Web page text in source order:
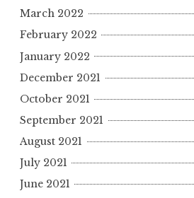
March 2022
February 2022
January 2022
December 2021
October 2021
September 2021
August 2021
July 2021
June 2021